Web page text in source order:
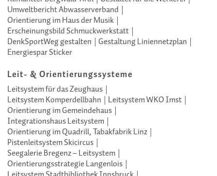
Umweltbericht Abwasserverband
Orientierung im Haus der Musik
Erscheinungsbild Schmuckwerkstatt
DenkSportWeg gestalten Gestaltung Liniennetzplan
Energiespar Sticker
Leit- & Orientierungssysteme
Leitsystem für das Zeughaus
Leitsystem Komperdellbahn Leitsystem WKO Imst
Orientierung im Gemeindehaus
Integrationshaus Leitsystem
Orientierung im Quadrill, Tabakfabrik Linz
Pistenleitsystem Skicircus
Seegalerie Bregenz – Leitsystem
Orientierungsstrategie Langenlois